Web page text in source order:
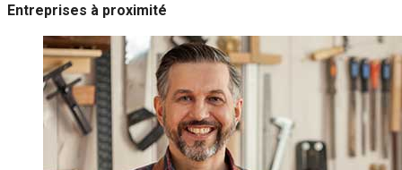
Entreprises à proximité